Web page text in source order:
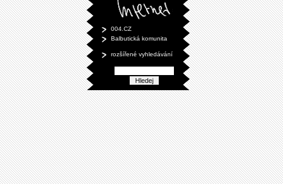
004.CZ
Balbutická komunita
rozšířené vyhledávání